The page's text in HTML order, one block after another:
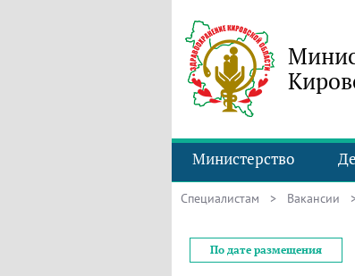
Министерство
Специалистам > Вакансии
По дате размещения